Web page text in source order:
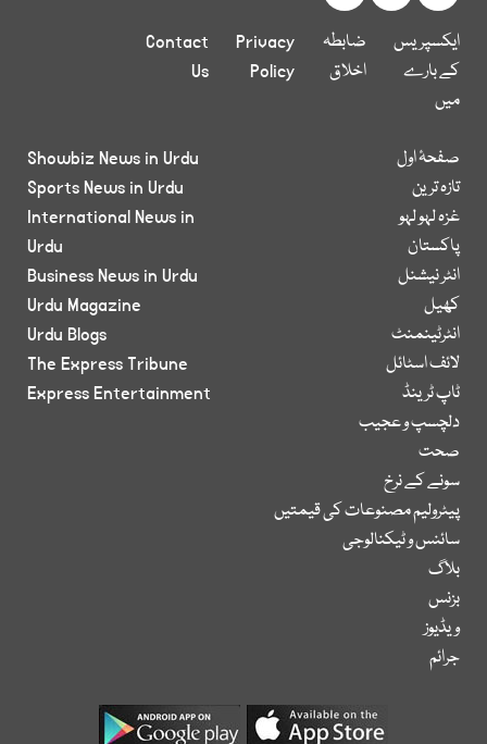
ایکسپریس
کے بارے
میں
ضابطہ
اخلاق
Privacy
Policy
Contact
Us
صفحۂ اول
تازہ ترین
غزہ لہو لہو
پاکستان
انٹر نیشنل
کھیل
انٹرٹینمنٹ
لائف اسٹائل
ٹاپ ٹرینڈ
دلچسپ و عجیب
صحت
سونے کے نرخ
پیٹرولیم مصنوعات کی قیمتیں
سائنس و ٹیکنالوجی
بلاگ
بزنس
ویڈیوز
جرائم
Showbiz News in Urdu
Sports News in Urdu
International News in
Urdu
Business News in Urdu
Urdu Magazine
Urdu Blogs
The Express Tribune
Express Entertainment